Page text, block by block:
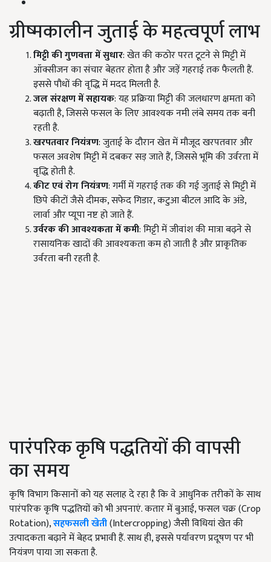
ग्रीष्मकालीन जुताई के महत्वपूर्ण लाभ
मिट्टी की गुणवत्ता में सुधार: खेत की कठोर परत टूटने से मिट्टी में
ऑक्सीजन का संचार बेहतर होता है और जड़ें गहराई तक फैलती हैं.
इससे पौधों की वृद्धि में मदद मिलती है.
जल संरक्षण में सहायक: यह प्रक्रिया मिट्टी की जलधारण क्षमता को
बढ़ाती है, जिससे फसल के लिए आवश्यक नमी लंबे समय तक बनी
रहती है.
खरपतवार नियंत्रण: जुताई के दौरान खेत में मौजूद खरपतवार और
फसल अवशेष मिट्टी में दबकर सड़ जाते हैं, जिससे भूमि की उर्वरता में
वृद्धि होती है.
कीट एवं रोग नियंत्रण: गर्मी में गहराई तक की गई जुताई से मिट्टी में
छिपे कीटों जैसे दीमक, सफेद गिडार, कटुआ बीटल आदि के अंडे,
लार्वा और प्यूपा नष्ट हो जाते हैं.
उर्वरक की आवश्यकता में कमी: मिट्टी में जीवांश की मात्रा बढ़ने से
रासायनिक खादों की आवश्यकता कम हो जाती है और प्राकृतिक
उर्वरता बनी रहती है.
पारंपरिक कृषि पद्धतियों की वापसी
का समय
कृषि विभाग किसानों को यह सलाह दे रहा है कि वे आधुनिक तरीकों के साथ
पारंपरिक कृषि पद्धतियों को भी अपनाएं. कतार में बुआई, फसल चक्र (Crop
Rotation),सहफसली खेती(Intercropping) जैसी विधियां खेत की
उत्पादकता बढ़ाने में बेहद प्रभावी हैं. साथ ही, इससे पर्यावरण प्रदूषण पर भी
नियंत्रण पाया जा सकता है.